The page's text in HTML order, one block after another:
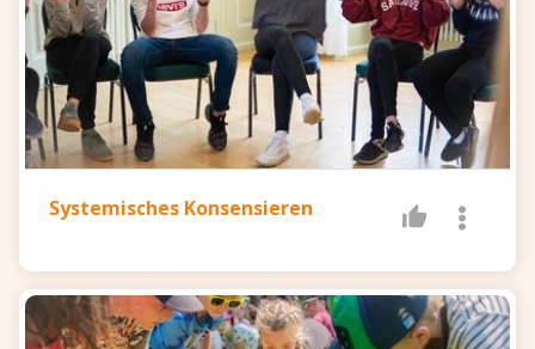
Systemisches Konsensieren